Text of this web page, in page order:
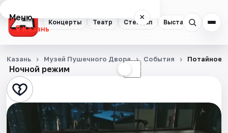
Концерты Театр Стендап Выставки
Меню ×
Казань
Концерты
Театр
Стендап
Выставки
Ночной режим ☾
Казань Музей Пушечного Двора События Потайное